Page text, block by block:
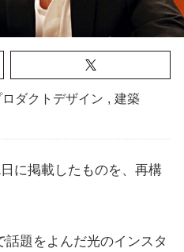
ロダクトデザイン , 建築
に掲載したものを、再構
題をよんだ光のインスタ